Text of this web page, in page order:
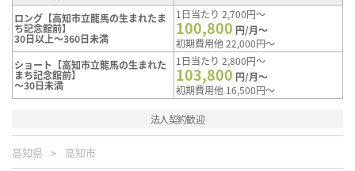
ロング【高知市立龍馬の生まれたま
ち記念館前】
30日以上～360日未満
1日当たり 2,700円～
100,800 円/月～
初期費用他 22,000円～
ショート【高知市立龍馬の生まれた
まち記念館前】
～30日未満
1日当たり 2,800円～
103,800 円/月～
初期費用他 16,500円～
法人契約歓迎
高知県 高知市